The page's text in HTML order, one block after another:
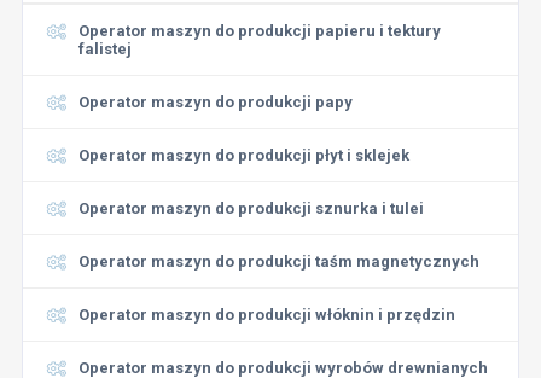
Operator maszyn do produkcji papieru i tektury
falistej
Operator maszyn do produkcji papy
Operator maszyn do produkcji płyt i sklejek
Operator maszyn do produkcji sznurka i tulei
Operator maszyn do produkcji taśm magnetycznych
Operator maszyn do produkcji włóknin i przędzin
Operator maszyn do produkcji wyrobów drewnianych